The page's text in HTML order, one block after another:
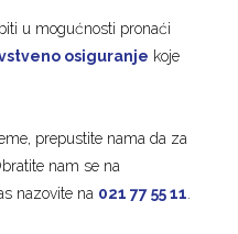
u mogućnosti pronaći
osiguranje koje
prepustite nama da za
nam se na
nazovite na 021 77 55 11